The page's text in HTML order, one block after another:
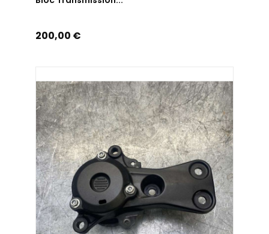
Prix
200,00 €